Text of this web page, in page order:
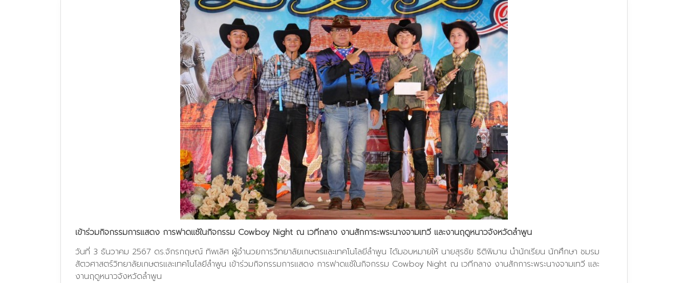
เข้าร่วมกิจกรรมการแสดง การฟาดแซ้ในกิจกรรม Cowboy Night ณ เวทีกลาง งานสักการะพระนางจามเทวี และงานฤดูหนาวจังหวัดลำพูน
วันที่ 3 ธันวาคม 2567 ดร.จักรกฤษณ์ ทิพเลิศ ผู้อำนวยการวิทยาลัยเกษตรและเทคโนโลยีลำพูน ได้มอบหมายให้ นายสุรชัย ธิติพิมาน นำนักเรียน นักศึกษา ชมรม
สัตวศาสตร์วิทยาลัยเกษตรและเทคโนโลยีลำพูน เข้าร่วมกิจกรรมการแสดง การฟาดแซ้ในกิจกรรม Cowboy Night ณ เวทีกลาง งานสักการะพระนางจามเทวี และ
งานฤดูหนาวจังหวัดลำพูน